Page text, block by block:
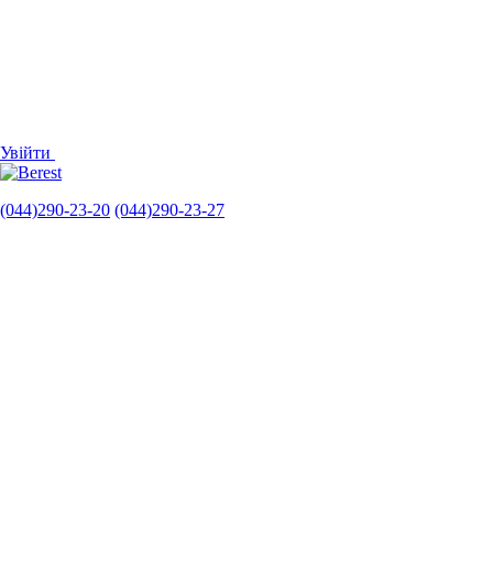
Увійти
(044)290-23-20 (044)290-23-27